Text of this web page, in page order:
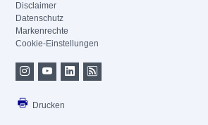
Disclaimer
Datenschutz
Markenrechte
Cookie-Einstellungen
Drucken